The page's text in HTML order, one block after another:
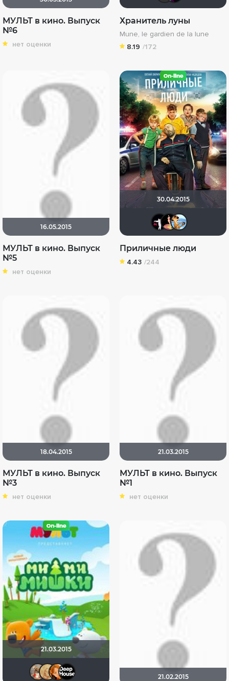
МУЛЬТ в кино. Выпуск
№6
нет оценки
Хранитель луны
Mune, le gardien de la lune
8.19 /172
16.05.2015
МУЛЬТ в кино. Выпуск
№5
нет оценки
30.04.2015
Приличные люди
4.43 /244
18.04.2015
МУЛЬТ в кино. Выпуск
№3
нет оценки
21.03.2015
МУЛЬТ в кино. Выпуск
№1
нет оценки
21.03.2015
ZOYBERGrayanmoor
21.02.2015